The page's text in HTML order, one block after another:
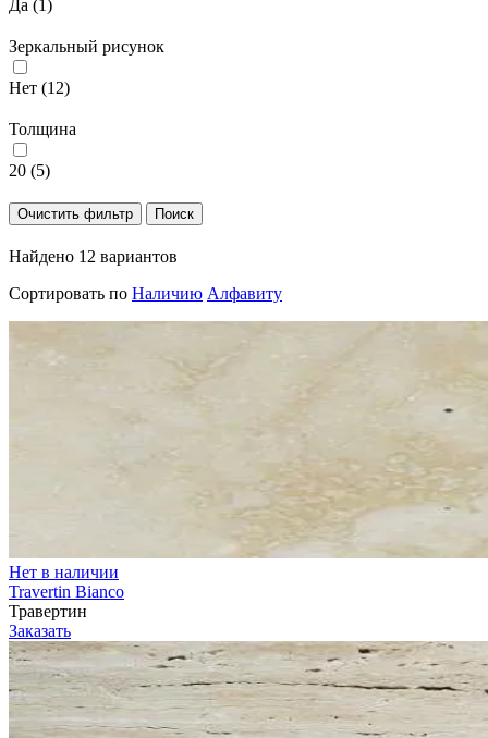
Да (1)
Зеркальный рисунок
Нет (12)
Толщина
20 (5)
Найдено 12 вариантов
Сортировать по Наличию Алфавиту
Нет в наличии
Travertin Bianco
Травертин
Заказать